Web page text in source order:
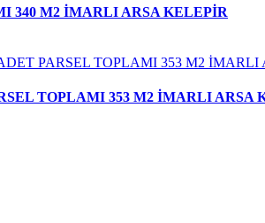
340 M2 İMARLI ARSA KELEPİR
TOPLAMI 353 M2 İMARLI ARSA